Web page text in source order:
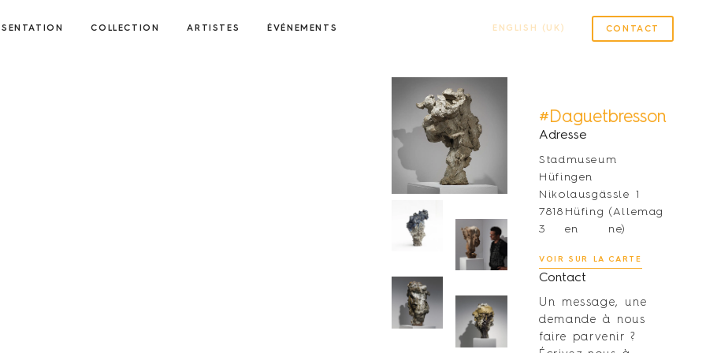
COLLECTION ARTISTES ÉVÉNEMENTS ENGLISH (UK) CONTACT
#Daguetbresson
Adresse
Stadmuseum
Hüfingen
Nikolausgässle 1
7818
3
Hüfing
en
(Allemag
ne)
VOIR SUR LA CARTE
Contact
Un message, une
demande à nous
faire parvenir ?